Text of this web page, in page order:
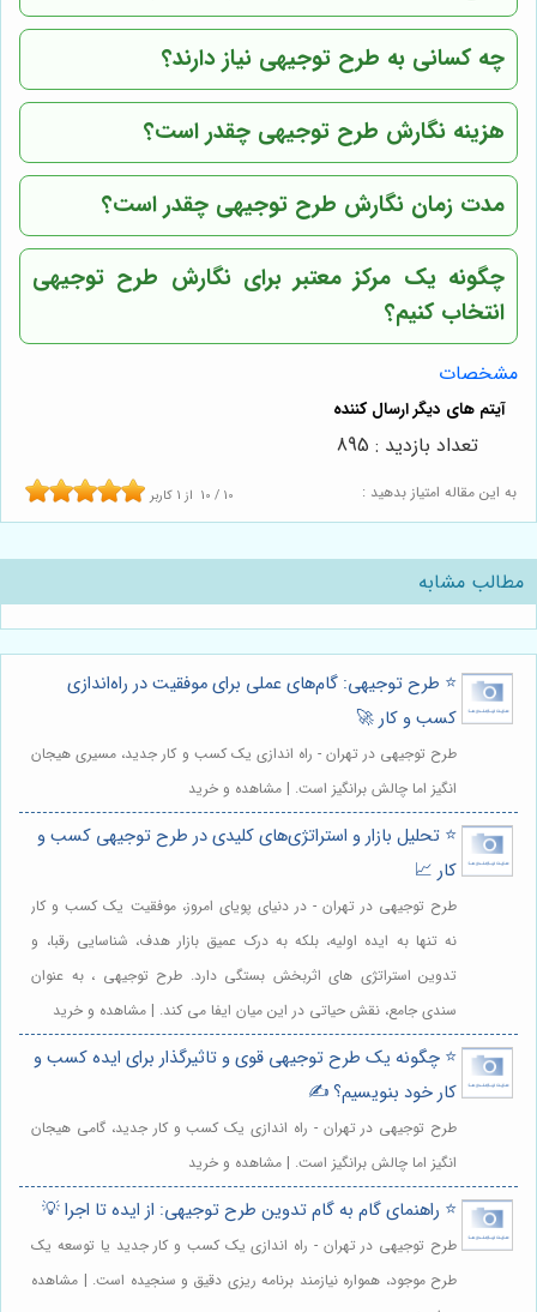
چه کسانی به طرح توجیهی نیاز دارند؟
هزینه نگارش طرح توجیهی چقدر است؟
مدت زمان نگارش طرح توجیهی چقدر است؟
چگونه یک مرکز معتبر برای نگارش طرح توجیهی
انتخاب کنیم؟
مشخصات
به این مقاله امتیاز بدهید : 10 / 10 از 1 کاربر
تعداد بازدید : 895
مطالب مشابه
⭐️ طرح توجیهی: گام‌های عملی برای موفقیت در راه‌اندازی
کسب و کار 🚀
طرح توجیهی در تهران - راه اندازی یک کسب و کار جدید، مسیری هیجان
انگیز اما چالش برانگیز است. | مشاهده و خرید
⭐️ تحلیل بازار و استراتژی‌های کلیدی در طرح توجیهی کسب و
کار 📈
طرح توجیهی در تهران - در دنیای پویای امروز، موفقیت یک کسب و کار
نه تنها به ایده اولیه، بلکه به درک عمیق بازار هدف، شناسایی رقبا، و
تدوین استراتژی های اثربخش بستگی دارد. طرح توجیهی ، به عنوان
سندی جامع، نقش حیاتی در این میان ایفا می کند. | مشاهده و خرید
⭐️ چگونه یک طرح توجیهی قوی و تاثیرگذار برای ایده کسب و
کار خود بنویسیم؟ ✍️
طرح توجیهی در تهران - راه اندازی یک کسب و کار جدید، گامی هیجان
انگیز اما چالش برانگیز است. | مشاهده و خرید
⭐️ راهنمای گام به گام تدوین طرح توجیهی: از ایده تا اجرا 💡
طرح توجیهی در تهران - راه اندازی یک کسب و کار جدید یا توسعه یک
طرح موجود، همواره نیازمند برنامه ریزی دقیق و سنجیده است. | مشاهده